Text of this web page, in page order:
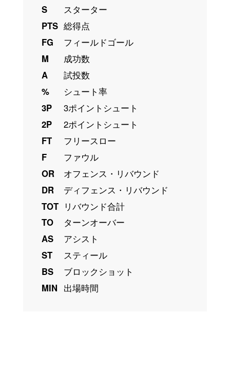
S
スターター
PTS 総得点
FG
フィールドゴール
M
成功数
A
試投数
%
シュート率
3P
3ポイントシュート
2P
2ポイントシュート
FT
フリースロー
F
ファウル
OR
オフェンス・リバウンド
DR
ディフェンス・リバウンド
TOT リバウンド合計
TO
ターンオーバー
AS
アシスト
ST
スティール
BS
ブロックショット
MIN 出場時間